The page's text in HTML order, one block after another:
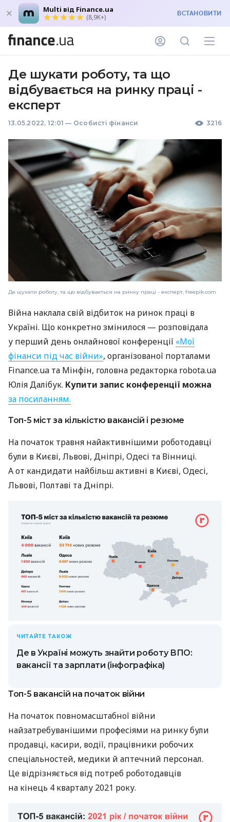
Multi від Finance.ua
(8,9K+) ВСТАНОВИТИ
Де шукати роботу, та що
відбувається на ринку праці -
експерт
13.05.2022, 12:01 — Особисті фінанси 3216
Де шукати роботу, та що відбувається на ринку праці - експерт, freepik.com
Війна наклала свій відбиток на ринок праці в
Україні. Що конкретно змінилося — розповідала
у перший день онлайнової конференції «Мої
фінанси під час війни», організованої порталами
Finance.ua та Мінфін, головна редакторка robota.ua
Юлія Далібук. Купити запис конференції можна
за посиланням.
Топ-5 міст за кількістю вакансій і резюме
На початок травня найактивнішими роботодавці
були в Києві, Львові, Дніпрі, Одесі та Вінниці.
А от кандидати найбільш активні в Києві, Одесі,
Львові, Полтаві та Дніпрі.
ЧИТАЙТЕ ТАКОЖ
Де в Україні можуть знайти роботу ВПО:
вакансії та зарплати (інфографіка)
Топ-5 вакансій на початок війни
На початок повномасштабної війни
найзатребуванішими професіями на ринку були
продавці, касири, водії, працівники робочих
спеціальностей, медики й аптечний персонал.
Це відрізняється від потреб роботодавців
на кінець 4 кварталу 2021 року.